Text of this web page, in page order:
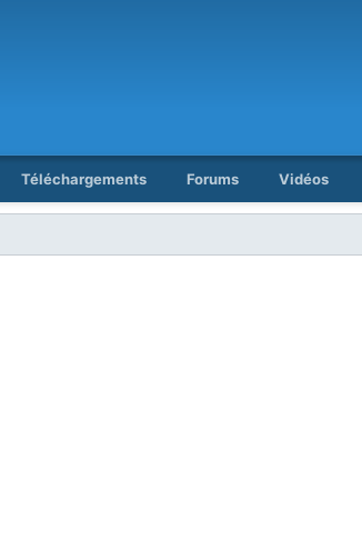
Téléchargements Forums Vidéos